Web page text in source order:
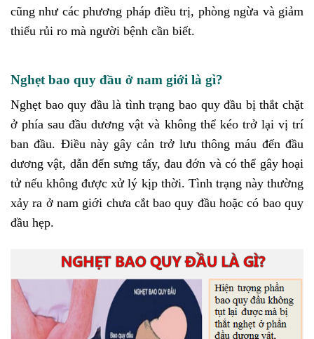
cũng như các phương pháp điều trị, phòng ngừa và giảm
thiểu rủi ro mà người bệnh cần biết.
Nghẹt bao quy đầu ở nam giới là gì?
Nghẹt bao quy đầu là tình trạng bao quy đầu bị thắt chặt
ở phía sau đầu dương vật và không thể kéo trở lại vị trí
ban đầu. Điều này gây cản trở lưu thông máu đến đầu
dương vật, dẫn đến sưng tấy, đau đớn và có thể gây hoại
tử nếu không được xử lý kịp thời. Tình trạng này thường
xảy ra ở nam giới chưa cắt bao quy đầu hoặc có bao quy
đầu hẹp.